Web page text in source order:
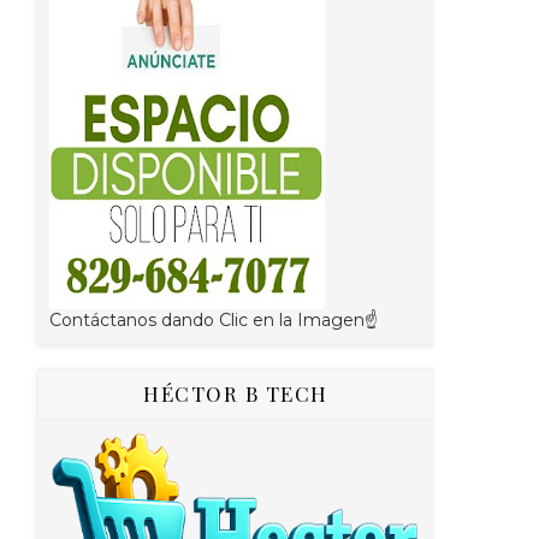
Contáctanos dando Clic en la Imagen☝
HÉCTOR B TECH